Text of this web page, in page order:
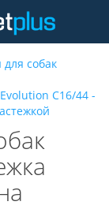
собак
C16/44 -